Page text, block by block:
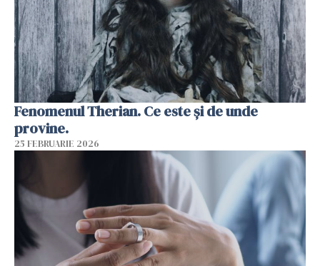
Fenomenul Therian. Ce este și de unde
provine.
25 FEBRUARIE 2026